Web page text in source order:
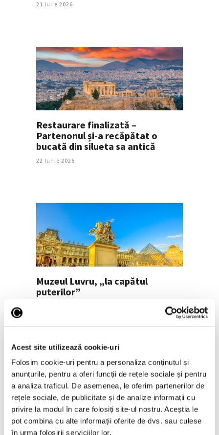
Acest site utilizează cookie-uri
Folosim cookie-uri pentru a personaliza conținutul și
anunțurile, pentru a oferi funcții de rețele sociale și pentru
a analiza traficul. De asemenea, le oferim partenerilor de
rețele sociale, de publicitate și de analize informații cu
privire la modul în care folosiți site-ul nostru. Aceștia le
pot combina cu alte informații oferite de dvs. sau culese
în urma folosirii serviciilor lor.
21 Iulie 2026
Restaurare finalizată –
Partenonul și-a recăpătat o
bucată din silueta sa antică
22 Iunie 2026
Muzeul Luvru, „la capătul
puterilor”